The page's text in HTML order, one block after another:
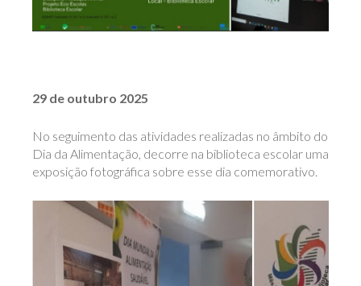
29 de outubro 2025
No seguimento das atividades realizadas no âmbito do
Dia da Alimentação, decorre na biblioteca escolar uma
exposição fotográfica sobre esse dia comemorativo.